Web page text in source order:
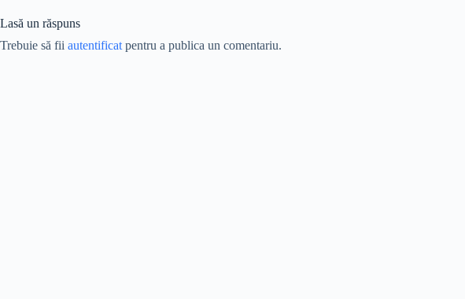
Lasă un răspuns
Trebuie să fii autentificat pentru a publica un comentariu.